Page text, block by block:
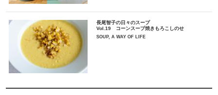
長尾智子の日々のスープ
Vol.19 コーンスープ焼きもろこしのせ
SOUP, A WAY OF LIFE